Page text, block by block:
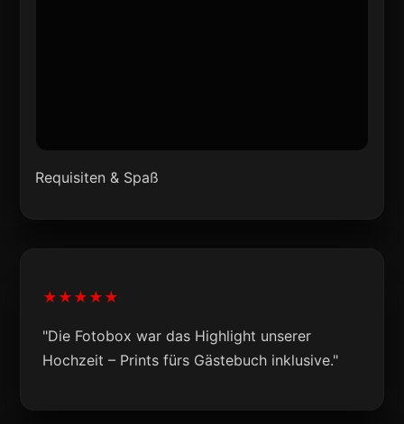
Requisiten & Spaß
★★★★★
"Die Fotobox war das Highlight unserer
Hochzeit – Prints fürs Gästebuch inklusive."